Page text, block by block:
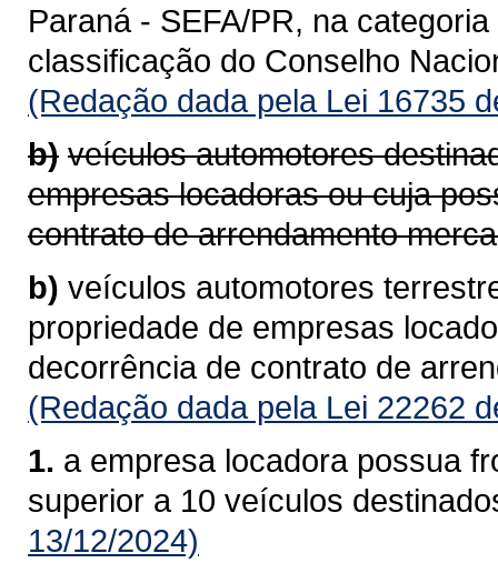
Paraná - SEFA/PR, na
classificação do Conselho
(Redação dada pela Lei 16735
b) veículos automotores
empresas locadoras ou cuja
contrato de arrendamento
b) veículos automotores
propriedade de empresas
decorrência de contrato de
(Redação dada pela Lei 22262
1. a empresa locadora possua
superior a 10 veículos
13/12/2024)